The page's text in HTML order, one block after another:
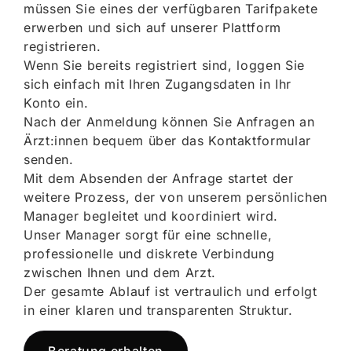
müssen Sie eines der verfügbaren Tarifpakete
erwerben und sich auf unserer Plattform
registrieren.
Wenn Sie bereits registriert sind, loggen Sie
sich einfach mit Ihren Zugangsdaten in Ihr
Konto ein.
Nach der Anmeldung können Sie Anfragen an
Ärzt:innen bequem über das Kontaktformular
senden.
Mit dem Absenden der Anfrage startet der
weitere Prozess, der von unserem persönlichen
Manager begleitet und koordiniert wird.
Unser Manager sorgt für eine schnelle,
professionelle und diskrete Verbindung
zwischen Ihnen und dem Arzt.
Der gesamte Ablauf ist vertraulich und erfolgt
in einer klaren und transparenten Struktur.